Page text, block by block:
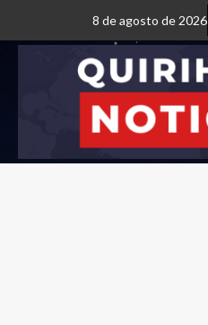
8 de agosto de 2026